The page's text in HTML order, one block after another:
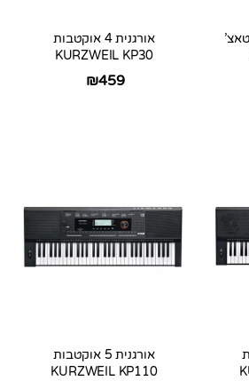
טאצ’
אורגנית 4 אוקטבות
KURZWEIL KP30
₪459
אורגנית 5 אוקטבות
KURZWEIL KP110